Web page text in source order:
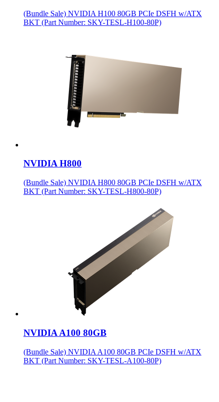
(Bundle Sale) NVIDIA H100 80GB PCIe DSFH w/ATX
BKT (Part Number: SKY-TESL-H100-80P)
NVIDIA H800
(Bundle Sale) NVIDIA H800 80GB PCIe DSFH w/ATX
BKT (Part Number: SKY-TESL-H800-80P)
NVIDIA A100 80GB
(Bundle Sale) NVIDIA A100 80GB PCIe DSFH w/ATX
BKT (Part Number: SKY-TESL-A100-80P)